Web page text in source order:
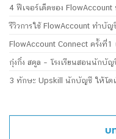
4 ฟีเจอร์เด็ดของ
รีวิวการใช้ FlowAccount ทำบั
FlowAccount Connect ครั้งที่1
กุ๋งกิ๋ง สคูล – โรงเรียนสอนนักบั
3 ทักษะ Upskill นักบัญชี ให้โตเ
บ